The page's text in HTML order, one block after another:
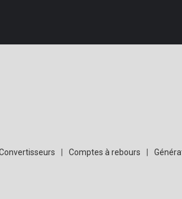
| Comptes à rebours |